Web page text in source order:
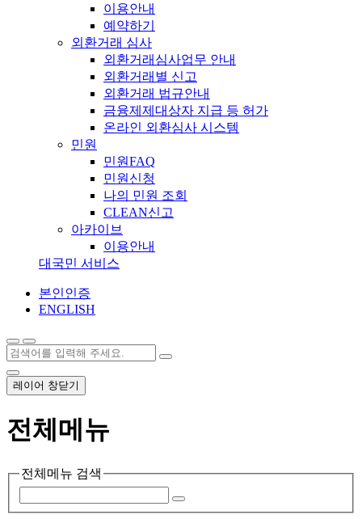
이용안내
예약하기
외환거래 심사
외환거래심사업무 안내
외환거래별 신고
외환거래 법규안내
금융제제대상자 지급 등 허가
온라인 외환심사 시스템
민원
민원FAQ
민원신청
나의 민원 조회
CLEAN신고
아카이브
이용안내
대국민 서비스
본인인증
ENGLISH
레이어 창닫기
전체메뉴
전체메뉴 검색